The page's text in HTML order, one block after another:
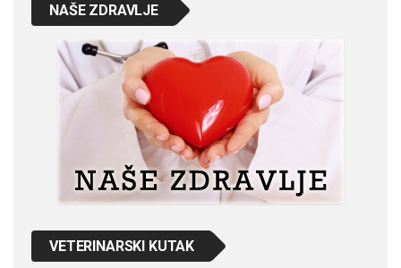
NAŠE ZDRAVLJE
VETERINARSKI KUTAK